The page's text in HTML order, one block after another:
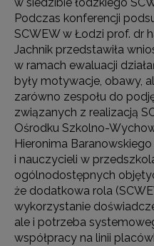
w siedzibie łódzkiego
Podczas konferencji
SCWEW w Łodzi prof. dr
Jachnik przedstawiła
w ramach ewaluacji
były motywacje, obawy,
zarówno zespołu do
związanych z realizacją
Ośrodku Szkolno-
Hieronima
i nauczycieli w
ogólnodostępnych
że dodatkowa rola
wykorzystanie
ale i potrzeba
współpracy na linii